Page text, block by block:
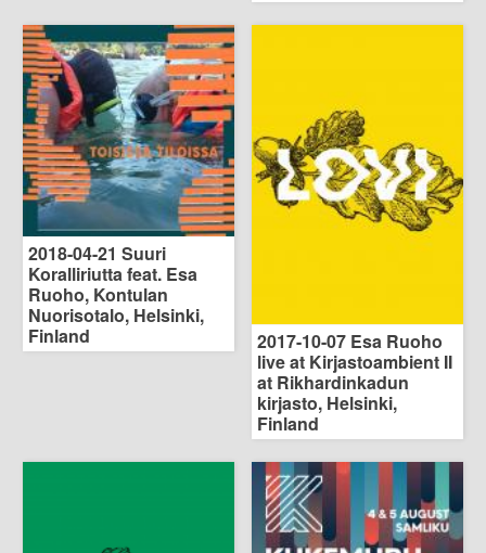
2018-04-21 Suuri
Koralliriutta feat. Esa
Ruoho, Kontulan
Nuorisotalo, Helsinki,
Finland
2017-10-07 Esa Ruoho
live at Kirjastoambient II
at Rikhardinkadun
kirjasto, Helsinki,
Finland